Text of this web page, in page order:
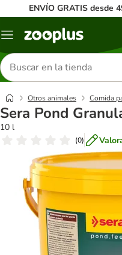
ENVÍO GRATIS desde
Menú
Buscar
productos
Otros animales Comida
Sera Pond
10 l
(0)